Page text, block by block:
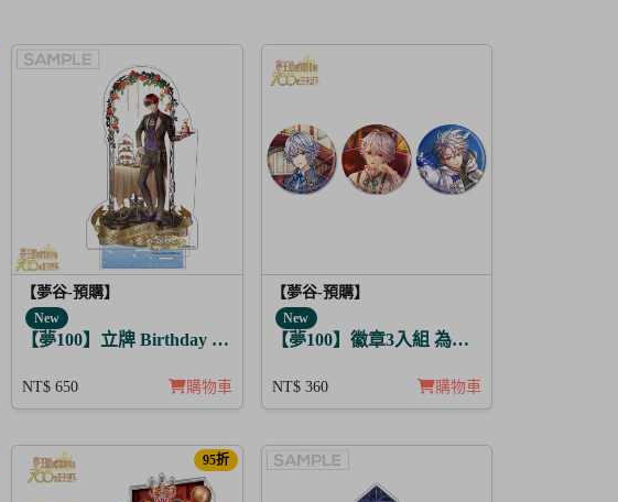
【夢谷-預購】
New
【夢100】立牌 Birthday Story 哈茲 月覺
NT$ 650 購物車
【夢谷-預購】
New
【夢100】徽章3入組 為解開謎題的妳施加愛
NT$ 360 購物車
95折